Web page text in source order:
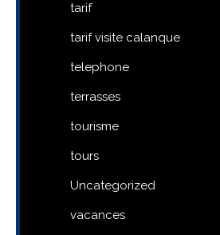
tarif
tarif visite calanque
telephone
terrasses
tourisme
tours
Uncategorized
vacances